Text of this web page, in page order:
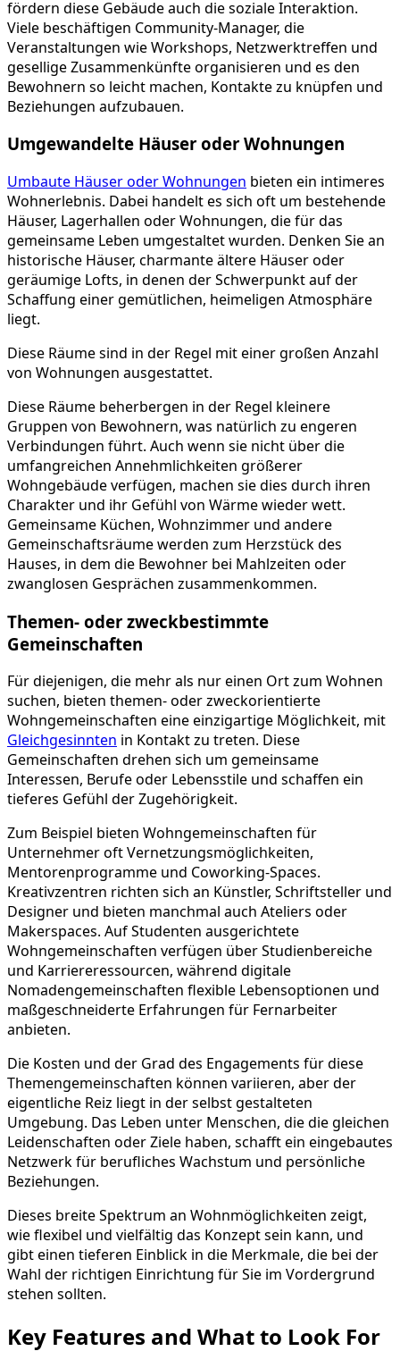
fördern diese Gebäude auch die soziale Interaktion.
Viele beschäftigen Community-Manager, die
Veranstaltungen wie Workshops, Netzwerktreffen und
gesellige Zusammenkünfte organisieren und es den
Bewohnern so leicht machen, Kontakte zu knüpfen und
Beziehungen aufzubauen.
Umgewandelte Häuser oder Wohnungen
Umbaute Häuser oder Wohnungen bieten ein intimeres
Wohnerlebnis. Dabei handelt es sich oft um bestehende
Häuser, Lagerhallen oder Wohnungen, die für das
gemeinsame Leben umgestaltet wurden. Denken Sie an
historische Häuser, charmante ältere Häuser oder
geräumige Lofts, in denen der Schwerpunkt auf der
Schaffung einer gemütlichen, heimeligen Atmosphäre
liegt.
Diese Räume sind in der Regel mit einer großen Anzahl
von Wohnungen ausgestattet.
Diese Räume beherbergen in der Regel kleinere
Gruppen von Bewohnern, was natürlich zu engeren
Verbindungen führt. Auch wenn sie nicht über die
umfangreichen Annehmlichkeiten größerer
Wohngebäude verfügen, machen sie dies durch ihren
Charakter und ihr Gefühl von Wärme wieder wett.
Gemeinsame Küchen, Wohnzimmer und andere
Gemeinschaftsräume werden zum Herzstück des
Hauses, in dem die Bewohner bei Mahlzeiten oder
zwanglosen Gesprächen zusammenkommen.
Themen- oder zweckbestimmte
Gemeinschaften
Für diejenigen, die mehr als nur einen Ort zum Wohnen
suchen, bieten themen- oder zweckorientierte
Wohngemeinschaften eine einzigartige Möglichkeit, mit
Gleichgesinnten in Kontakt zu treten. Diese
Gemeinschaften drehen sich um gemeinsame
Interessen, Berufe oder Lebensstile und schaffen ein
tieferes Gefühl der Zugehörigkeit.
Zum Beispiel bieten Wohngemeinschaften für
Unternehmer oft Vernetzungsmöglichkeiten,
Mentorenprogramme und Coworking-Spaces.
Kreativzentren richten sich an Künstler, Schriftsteller und
Designer und bieten manchmal auch Ateliers oder
Makerspaces. Auf Studenten ausgerichtete
Wohngemeinschaften verfügen über Studienbereiche
und Karriereressourcen, während digitale
Nomadengemeinschaften flexible Lebensoptionen und
maßgeschneiderte Erfahrungen für Fernarbeiter
anbieten.
Die Kosten und der Grad des Engagements für diese
Themengemeinschaften können variieren, aber der
eigentliche Reiz liegt in der selbst gestalteten
Umgebung. Das Leben unter Menschen, die die gleichen
Leidenschaften oder Ziele haben, schafft ein eingebautes
Netzwerk für berufliches Wachstum und persönliche
Beziehungen.
Dieses breite Spektrum an Wohnmöglichkeiten zeigt,
wie flexibel und vielfältig das Konzept sein kann, und
gibt einen tieferen Einblick in die Merkmale, die bei der
Wahl der richtigen Einrichtung für Sie im Vordergrund
stehen sollten.
Key Features and What to Look For